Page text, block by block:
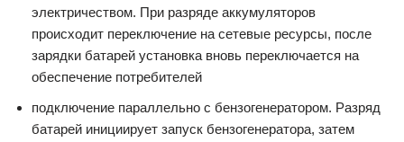
электричеством. При разряде аккумуляторов
происходит переключение на сетевые ресурсы, после
зарядки батарей установка вновь переключается на
обеспечение потребителей
подключение параллельно с бензогенератором. Разряд
батарей инициирует запуск бензогенератора, затем